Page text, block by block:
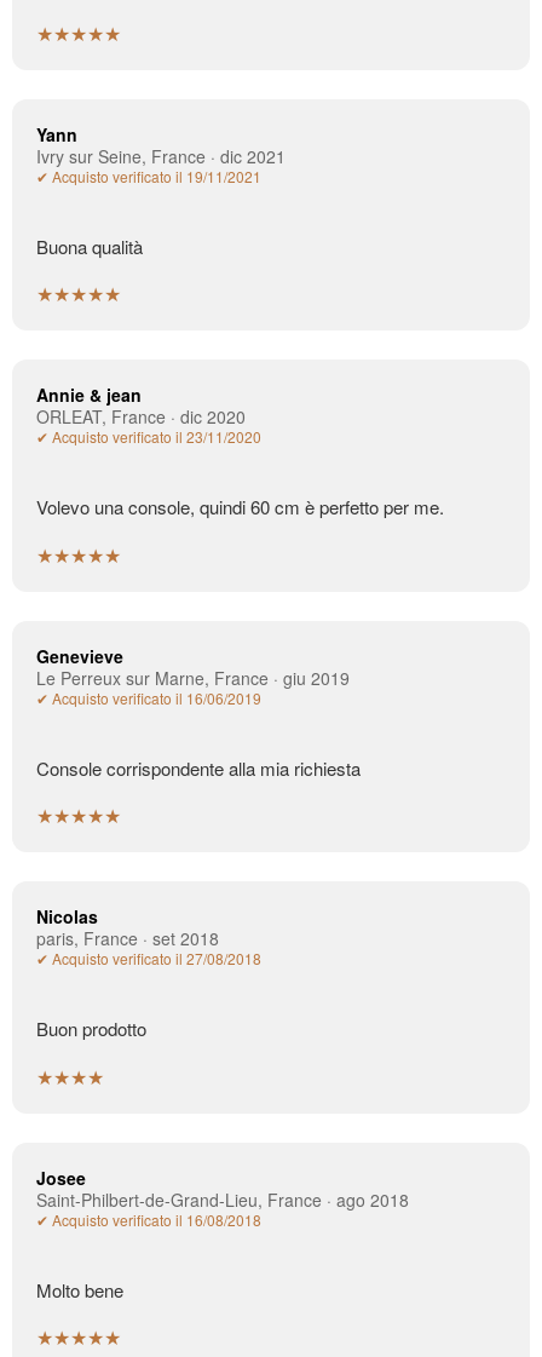
★★★★★
Yann
Ivry sur Seine, France · dic 2021
✔ Acquisto verificato il 19/11/2021
Buona qualità
★★★★★
Annie & jean
ORLEAT, France · dic 2020
✔ Acquisto verificato il 23/11/2020
Volevo una console, quindi 60 cm è perfetto per me.
★★★★★
Genevieve
Le Perreux sur Marne, France · giu 2019
✔ Acquisto verificato il 16/06/2019
Console corrispondente alla mia richiesta
★★★★★
Nicolas
paris, France · set 2018
✔ Acquisto verificato il 27/08/2018
Buon prodotto
★★★★
Josee
Saint-Philbert-de-Grand-Lieu, France · ago 2018
✔ Acquisto verificato il 16/08/2018
Molto bene
★★★★★